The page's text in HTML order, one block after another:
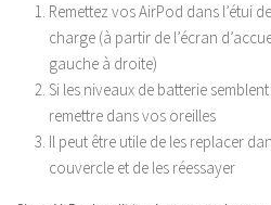
Remettez vos AirPod dans l’étui
charge (à partir de l’écran
gauche à droite)
Si les niveaux de batterie
remettre dans vos oreilles
Il peut être utile de les replacer
couvercle et de les réessayer